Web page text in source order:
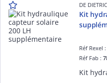
DE
Kit
Réf Rexel :
Réf Fab :